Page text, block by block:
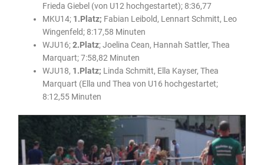
Frieda Giebel (von U12 hochgestartet); 8:36,77
MKU14; 1.Platz; Fabian Leibold, Lennart Schmitt, Leo
Wingenfeld; 8:17,58 Minuten
WJU16;2.Platz; Joelina Cean, Hannah Sattler, Thea
Marquart; 7:58,82 Minuten
WJU18, 1.Platz; Linda Schmitt, Ella Kayser, Thea
Marquart (Ella und Thea von U16 hochgestartet;
8:12,55 Minuten